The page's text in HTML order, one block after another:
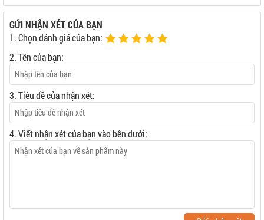
GỬI NHẬN XÉT CỦA BẠN
1. Chọn đánh giá của bạn:
2. Tên của bạn:
3. Tiêu đề của nhận xét:
4. Viết nhận xét của bạn vào bên dưới: